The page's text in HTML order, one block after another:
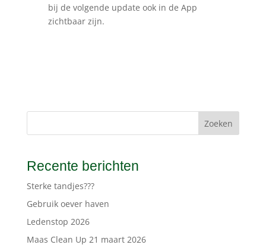
bij de volgende update ook in de App
zichtbaar zijn.
Zoeken
Recente berichten
Sterke tandjes???
Gebruik oever haven
Ledenstop 2026
Maas Clean Up 21 maart 2026